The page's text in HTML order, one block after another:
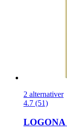
2 alternativer
4.7 (51)
LOGONA